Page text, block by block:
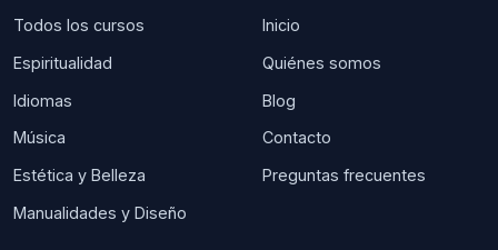
Todos los cursos
Espiritualidad
Idiomas
Música
Estética y Belleza
Manualidades y Diseño
Inicio
Quiénes somos
Blog
Contacto
Preguntas frecuentes